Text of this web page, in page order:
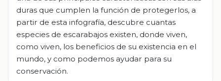
duras que cumplen la función de protegerlos, a
partir de esta infografía, descubre cuantas
especies de escarabajos existen, donde viven,
como viven, los beneficios de su existencia en el
mundo, y como podemos ayudar para su
conservación.